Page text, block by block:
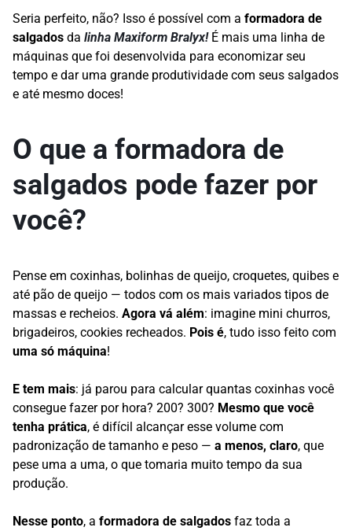
Seria perfeito, não? Isso é possível com a formadora de
salgados da linha Maxiform Bralyx!É mais uma linha de
máquinas que foi desenvolvida para economizar seu
tempo e dar uma grande produtividade com seus salgados
e até mesmo doces!
O que a formadora de
salgados pode fazer por
você?
Pense em coxinhas, bolinhas de queijo, croquetes, quibes e
até pão de queijo — todos com os mais variados tipos de
massas e recheios. Agora vá além: imagine mini churros,
brigadeiros, cookies recheados. Pois é, tudo isso feito com
uma só máquina!
E tem mais: já parou para calcular quantas coxinhas você
consegue fazer por hora? 200? 300? Mesmo que você
tenha prática, é difícil alcançar esse volume com
padronização de tamanho e peso — a menos, claro, que
pese uma a uma, o que tomaria muito tempo da sua
produção.
Nesse ponto, a formadora de salgados faz toda a